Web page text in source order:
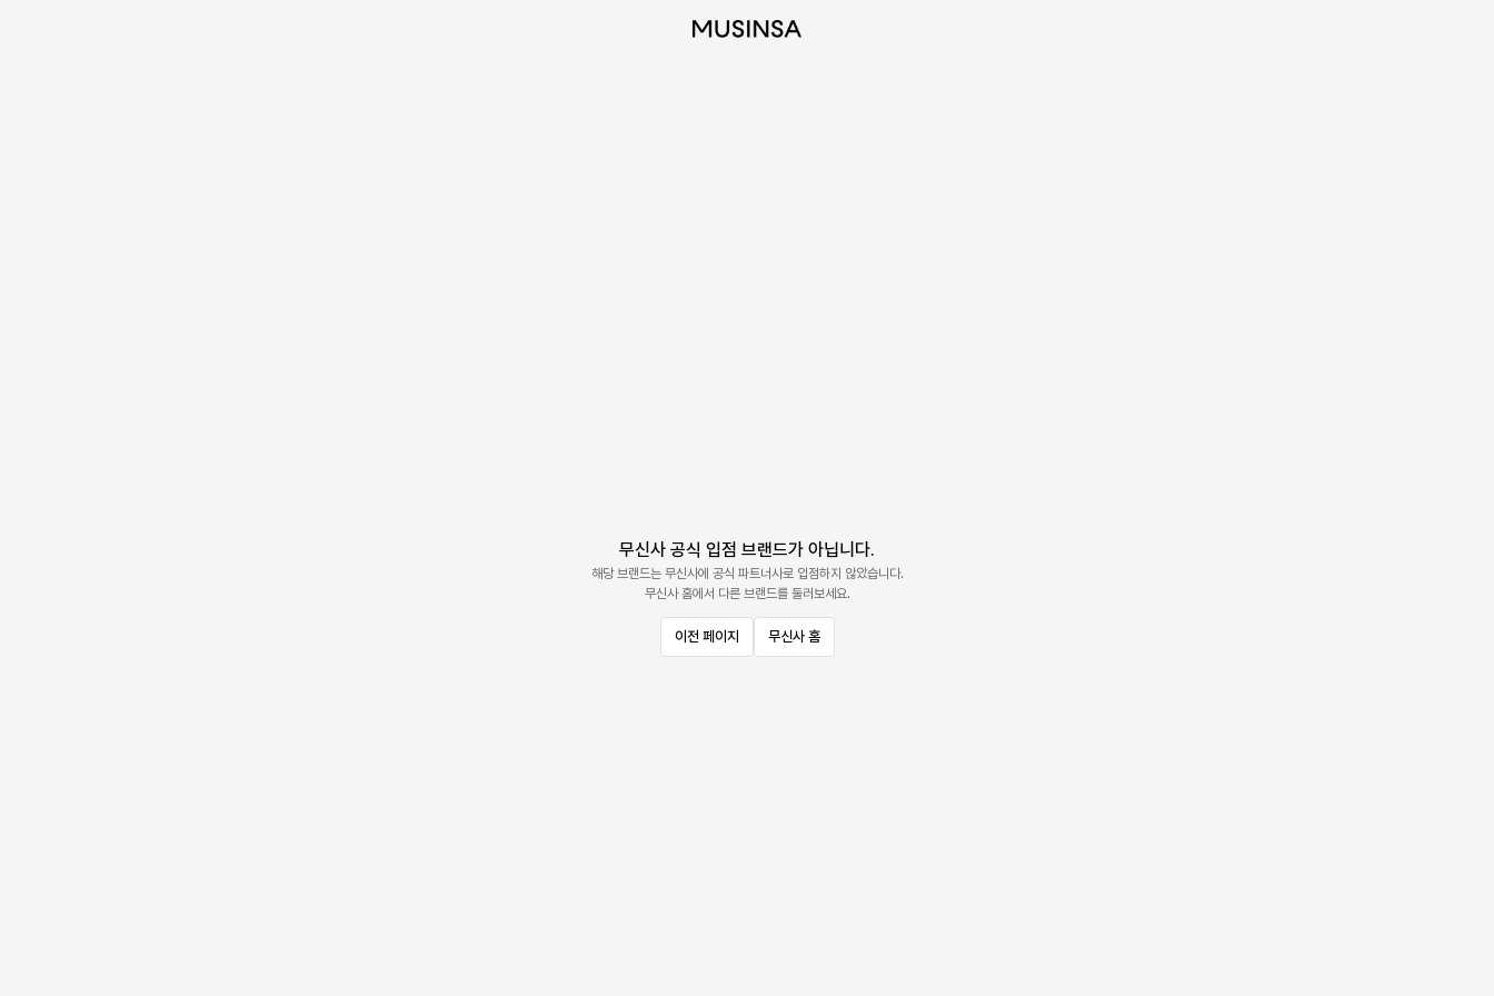
무신사 공식 입점 브랜드가 아닙니다.
해당 브랜드는 무신사에 공식 파트너사로 입점하지 않았습니다.
무신사 홈에서 다른 브랜드를 둘러보세요.
이전 페이지 무신사 홈